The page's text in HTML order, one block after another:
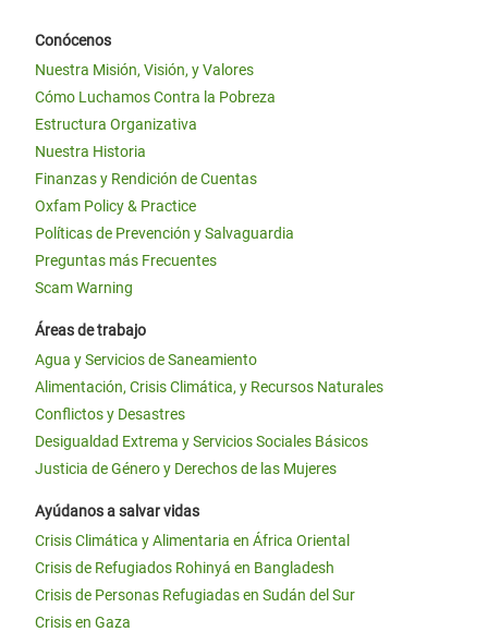
Conócenos
Nuestra Misión, Visión, y Valores
Cómo Luchamos Contra la Pobreza
Estructura Organizativa
Nuestra Historia
Finanzas y Rendición de Cuentas
Oxfam Policy & Practice
Políticas de Prevención y Salvaguardia
Preguntas más Frecuentes
Scam Warning
Áreas de trabajo
Agua y Servicios de Saneamiento
Alimentación, Crisis Climática, y Recursos Naturales
Conflictos y Desastres
Desigualdad Extrema y Servicios Sociales Básicos
Justicia de Género y Derechos de las Mujeres
Ayúdanos a salvar vidas
Crisis Climática y Alimentaria en África Oriental
Crisis de Refugiados Rohinyá en Bangladesh
Crisis de Personas Refugiadas en Sudán del Sur
Crisis en Gaza